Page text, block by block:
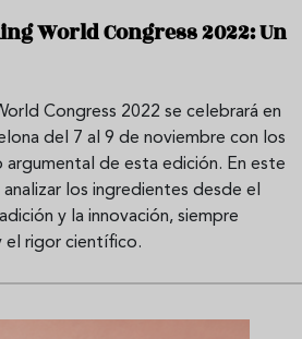
World Congress 2022: Un
Congress 2022 se celebrará en
del 7 al 9 de noviembre con los
de esta edición. En este
los ingredientes desde el
y la innovación, siempre
el rigor científico.